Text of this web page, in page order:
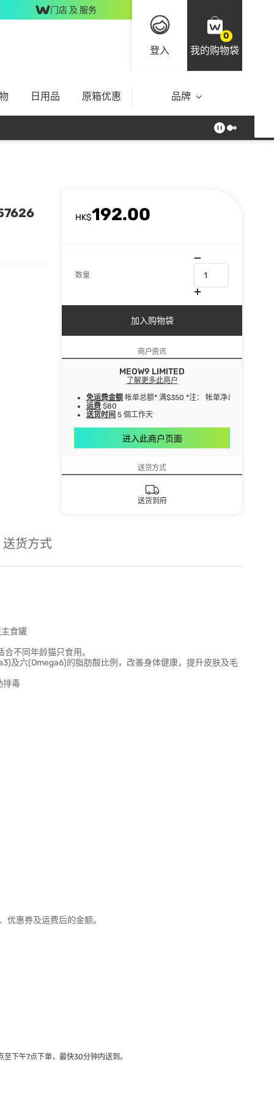
门店 及 服务
登入
0
我的购物袋
日用品 原箱优惠 品牌
HK$192.00
数量
加入购物袋
商户资讯
MEOW9 LIMITED
了解更多此商户
免运费金额 帐单总额* 满$350 *注： 帐单净总额指扣除
运费 $80
送货时间 5 個工作天
进入此商户页面
送货方式
送货到府
送货方式
食罐
不同年龄猫只食用。
及六(Omega6)的脂肪酸比例，改善身体健康，提升皮肤及毛
排毒
惠券及运费后的金额。
下午7点下单，最快30分钟内送到​。